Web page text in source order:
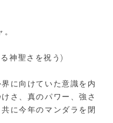
神聖さを祝う)
に向けていた意識を内
さ、真のパワー、強さ
に今年のマンダラを閉